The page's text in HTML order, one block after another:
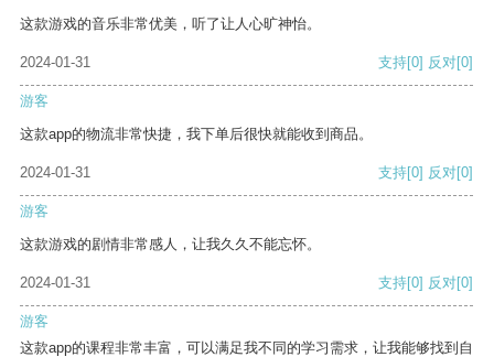
这款游戏的音乐非常优美，听了让人心旷神怡。
2024-01-31 支持[0] 反对[0]
游客
这款app的物流非常快捷，我下单后很快就能收到商品。
2024-01-31 支持[0] 反对[0]
游客
这款游戏的剧情非常感人，让我久久不能忘怀。
2024-01-31 支持[0] 反对[0]
游客
这款app的课程非常丰富，可以满足我不同的学习需求，让我能够找到自